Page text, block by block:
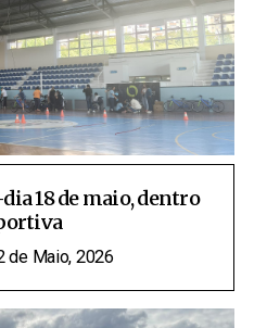
18 de maio, dentro
de Maio, 2026